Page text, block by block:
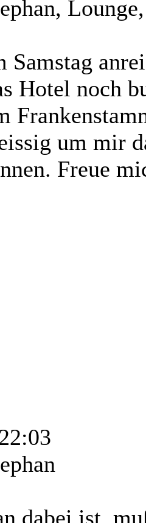
Lounge,
Samstag
Hotel noch
um mir
Freue
dabei ist,